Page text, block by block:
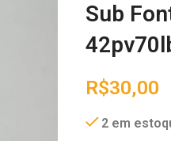
Sub
R$30,00
2 em